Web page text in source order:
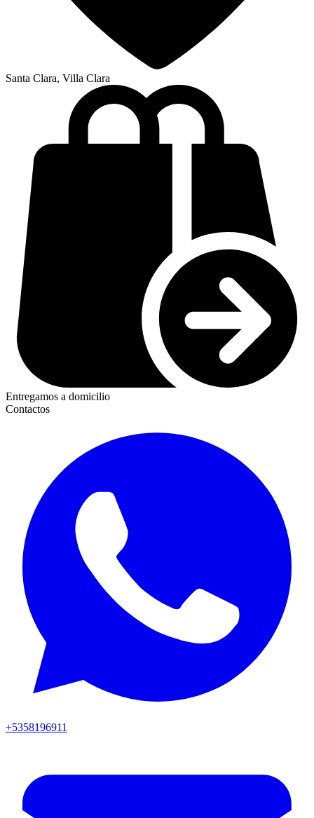
Santa Clara, Villa Clara
Entregamos a domicilio
Contactos
+5358196911